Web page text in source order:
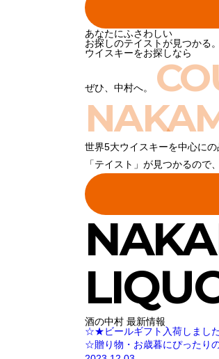
あなたにふさわしい
お探しのテイストが見つかる。
ウイスキーをお探しなら
ぜひ、中村へ。
世界5大ウイスキーを中心に
「テイスト」が見つかるので
酒の中村 最新情報
☆★ビールギフト入荷しま
☆贈り物・お歳暮にぴったり